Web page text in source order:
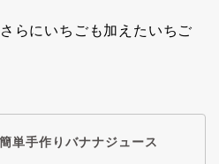
らにいちごも加えたいちご
簡単手作りバナナジュース